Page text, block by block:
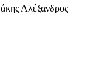
Αλέξανδρος